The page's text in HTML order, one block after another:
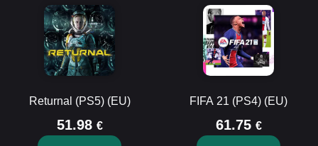
Returnal (PS5) (EU)
51.98 €
FIFA 21 (PS4) (EU)
61.75 €